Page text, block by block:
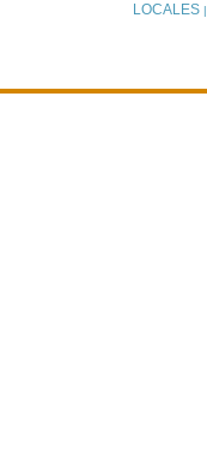
LOCALES|